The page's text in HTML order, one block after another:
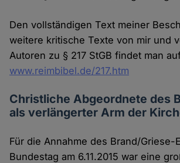
Den vollständigen Text meiner
weitere kritische Texte von mir und
Autoren zu § 217 StGB findet man
www.reimbibel.de/217.htm
Christliche Abgeordnete des
als verlängerter Arm der
Für die Annahme des Brand/Griese-
Bundestag am 6.11.2015 war eine